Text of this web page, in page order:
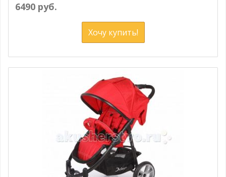
6490 руб.
Хочу купить!